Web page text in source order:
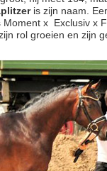
is zijn naam.
x Exclusiv x
rol groeien en zijn